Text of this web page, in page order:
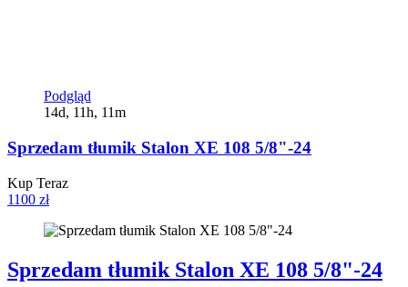
Podgląd
14d, 11h, 11m
Sprzedam tłumik Stalon XE 108 5/8"-24
Kup Teraz
1100 zł
Sprzedam tłumik Stalon XE 108 5/8"-24